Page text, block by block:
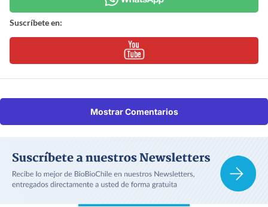
Suscríbete en:
Mostrar Comentarios